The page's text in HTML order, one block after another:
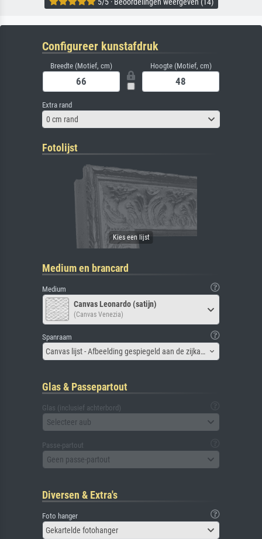
Configureer kunstafdruk
Breedte (Motief, cm) Hoogte (Motief, cm)
Extra rand
0 cm rand
Fotolijst
Medium en brancard
Medium
Canvas Leonardo (satijn)
(Canvas Venezia)
Spanraam
Canvas lijst - Afbeelding gespiegeld aan de zijkant
Glas & Passepartout
Glas (inclusief achterbord)
Selecteer aub
Passe-partout
Geen passe-partout
Diversen & Extra's
Foto hanger
Gekartelde fotohanger